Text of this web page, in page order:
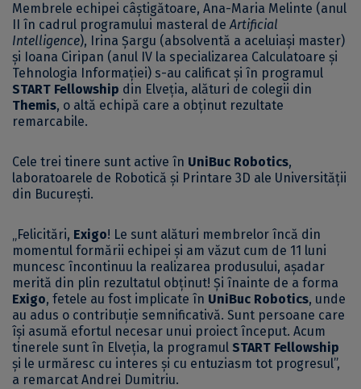
Membrele echipei câștigătoare, Ana-Maria Melinte (anul
II în cadrul programului masteral deArtificial
Intelligence), Irina Șargu (absolventă a aceluiași master)
și Ioana Ciripan (anul IV la specializarea Calculatoare și
Tehnologia Informației) s-au calificat și în programul
START Fellowship din Elveția, alături de colegii din
Themis, o altă echipă care a obținut rezultate
remarcabile.
Cele trei tinere sunt active în UniBuc Robotics,
laboratoarele de Robotică și Printare 3D ale Universității
din București.
„Felicitări, Exigo! Le sunt alături membrelor încă din
momentul formării echipei și am văzut cum de 11 luni
muncesc încontinuu la realizarea produsului, așadar
merită din plin rezultatul obținut! Și înainte de a forma
Exigo, fetele au fost implicate în UniBuc Robotics, unde
au adus o contribuție semnificativă. Sunt persoane care
își asumă efortul necesar unui proiect început. Acum
tinerele sunt în Elveția, la programul START Fellowship
și le urmăresc cu interes și cu entuziasm tot progresul”,
a remarcat Andrei Dumitriu.